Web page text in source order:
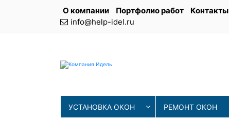
О компании Портфолио работ Контакты
info@help-idel.ru
УСТАНОВКА ОКОН РЕМОНТ ОКОН